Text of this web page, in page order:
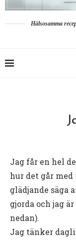
Hälsosamma
Jag får en hel
hur det går
glädjande säga
gjorda och jag
nedan).
Jag tänker